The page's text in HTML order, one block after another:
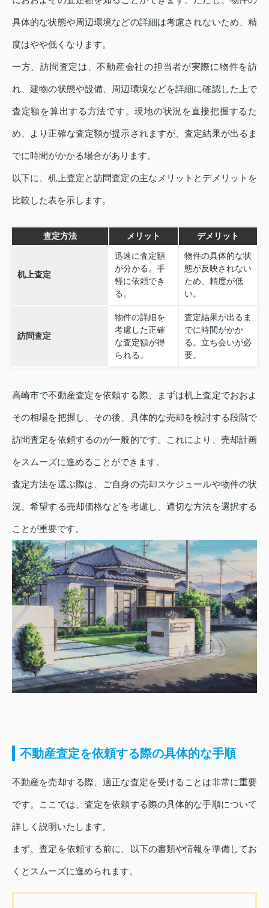
具体的な状態や周辺環境などの詳細は考慮されないため、精
度はやや低くなります。
一方、訪問査定は、不動産会社の担当者が実際に物件を訪
れ、建物の状態や設備、周辺環境などを詳細に確認した上で
査定額を算出する方法です。現地の状況を直接把握するた
め、より正確な査定額が提示されますが、査定結果が出るま
でに時間がかかる場合があります。
以下に、机上査定と訪問査定の主なメリットとデメリットを
比較した表を示します。
査定方法 メリット デメリット
机上査定
迅速に査定額
が分かる。手
軽に依頼でき
る。
物件の具体的な状
態が反映されない
ため、精度が低
い。
訪問査定
物件の詳細を
考慮した正確
な査定額が得
られる。
査定結果が出るま
でに時間がかか
る。立ち会いが必
要。
高崎市で不動産査定を依頼する際、まずは机上査定でおおよ
その相場を把握し、その後、具体的な売却を検討する段階で
訪問査定を依頼するのが一般的です。これにより、売却計画
をスムーズに進めることができます。
査定方法を選ぶ際は、ご自身の売却スケジュールや物件の状
況、希望する売却価格などを考慮し、適切な方法を選択する
ことが重要です。
不動産査定を依頼する際の具体的な手順
不動産を売却する際、適正な査定を受けることは非常に重要
です。ここでは、査定を依頼する際の具体的な手順について
詳しく説明いたします。
まず、査定を依頼する前に、以下の書類や情報を準備してお
くとスムーズに進められます。